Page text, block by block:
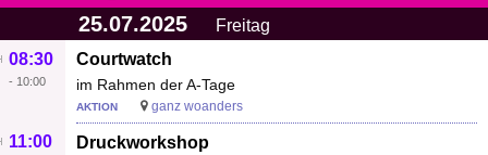
25.07.2025
Freitag
Courtwatch
im Rahmen der A-Tage
08:30
- 10:00
AKTION ganz woanders
Druckworkshop
11:00